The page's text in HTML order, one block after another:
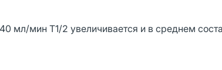
мл/мин T1/2 увеличивается и в среднем